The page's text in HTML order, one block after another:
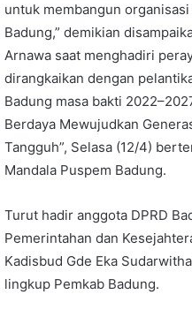
untuk membangun
Badung,” demikian
Arnawa saat menghadiri
dirangkaikan dengan
Badung masa bakti
Berdaya Mewujudkan
Tangguh”, Selasa (12/4)
Mandala Puspem Badung.
Turut hadir anggota DPRD
Pemerintahan dan
Kadisbud Gde Eka
lingkup Pemkab Badung.